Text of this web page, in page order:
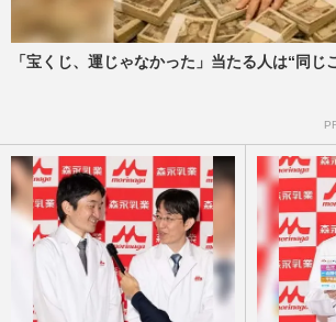
さん、〈モラハラ離婚・
主婦が「年商5億円」の
週刊女性2026年7月28日・8月4日
『サンシャイン水族館
地の水族館を救うプロデ
「年間12万人→48万人
週刊女性2026年7月21日号
「宝くじ、運じゃなかった」当たる人は“同じ